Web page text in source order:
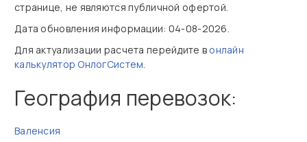
странице, не являются публичной офертой.
Дата обновления информации: 04-08-2026.
Для актуализации расчета перейдите в онлайн
калькулятор ОнлогСистем.
География перевозок:
Валенсия